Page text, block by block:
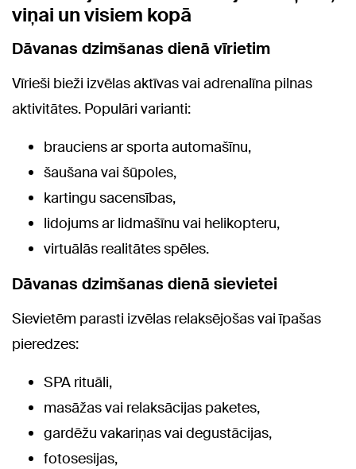
viņai un visiem kopā
Dāvanas dzimšanas dienā vīrietim
Vīrieši bieži izvēlas aktīvas vai adrenalīna pilnas
aktivitātes. Populāri varianti:
brauciens ar sporta automašīnu,
šaušana vai šūpoles,
kartingu sacensības,
lidojums ar lidmašīnu vai helikopteru,
virtuālās realitātes spēles.
Dāvanas dzimšanas dienā sievietei
Sievietēm parasti izvēlas relaksējošas vai īpašas
pieredzes:
SPA rituāli,
masāžas vai relaksācijas paketes,
gardēžu vakariņas vai degustācijas,
fotosesijas,